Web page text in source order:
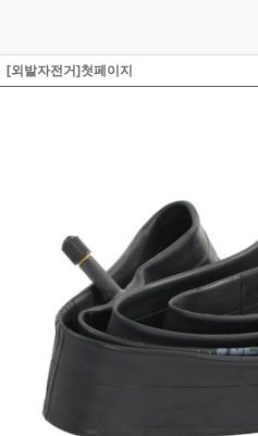
[외발자전거]첫페이지